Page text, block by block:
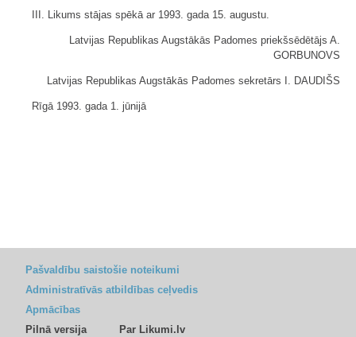
III. Likums stājas spēkā ar 1993. gada 15. augustu.
Latvijas Republikas Augstākās Padomes priekšsēdētājs A.
GORBUNOVS
Latvijas Republikas Augstākās Padomes sekretārs I. DAUDIŠS
Rīgā 1993. gada 1. jūnijā
Pašvaldību saistošie noteikumi
Administratīvās atbildības ceļvedis
Apmācības
Pilnā versija
Par Likumi.lv